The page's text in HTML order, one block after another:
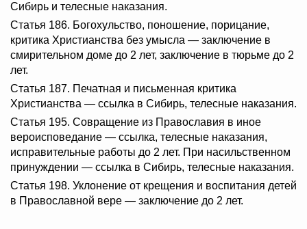
Сибирь и телесные наказания.
Статья 186. Богохульство, поношение, порицание,
критика Христианства без умысла — заключение в
смирительном доме до 2 лет, заключение в тюрьме до 2
лет.
Статья 187. Печатная и письменная критика
Христианства — ссылка в Сибирь, телесные наказания.
Статья 195. Совращение из Православия в иное
вероисповедание — ссылка, телесные наказания,
исправительные работы до 2 лет. При насильственном
принуждении — ссылка в Сибирь, телесные наказания.
Статья 198. Уклонение от крещения и воспитания детей
в Православной вере — заключение до 2 лет.